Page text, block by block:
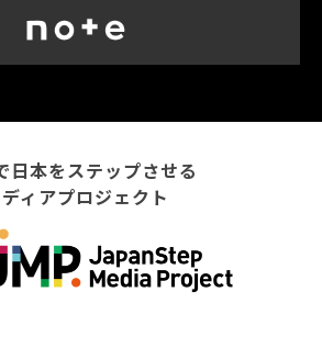
日本をステップさせる
ィアプロジェクト